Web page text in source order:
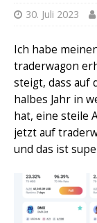
30. Juli 2023
Ich habe
traderwagon
steigt, dass auf
halbes Jahr in
hat, eine steile
jetzt auf
und das ist